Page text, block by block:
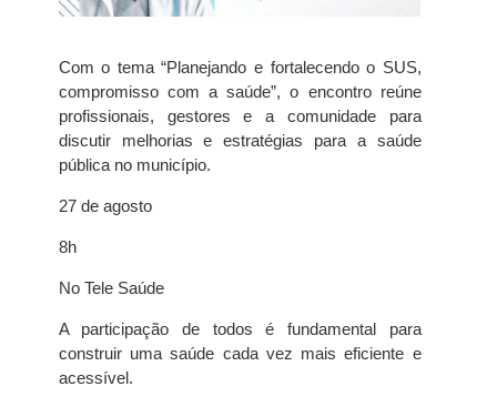
Com o tema “Planejando e fortalecendo o SUS,
compromisso com a saúde”, o encontro reúne
profissionais, gestores e a comunidade para
discutir melhorias e estratégias para a saúde
pública no município.
27 de agosto
8h
No Tele Saúde
A participação de todos é fundamental para
construir uma saúde cada vez mais eficiente e
acessível.